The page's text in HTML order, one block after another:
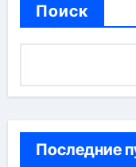
Поиск
Последние